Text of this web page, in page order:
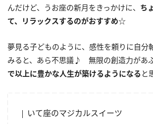
んだけど、うお座の新月をきっかけに、 ち
て、リラックスするのがおすすめ☆
夢見る子どものように、感性を頼りに自分
みると、あら不思議♪ 無限の創造力があふ
で以上に豊かな人生が築けるようになる と
いて座のマジカルスイーツ